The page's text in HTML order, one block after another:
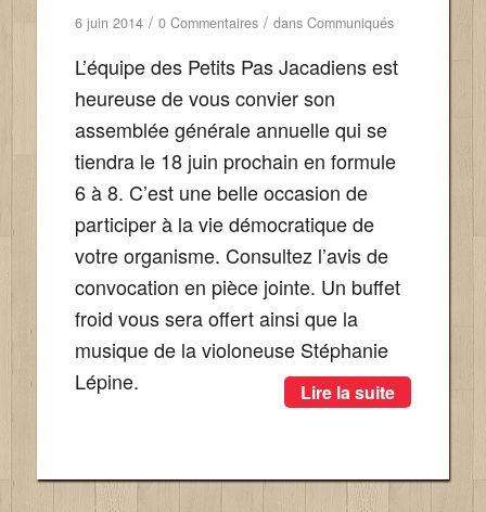
6 juin 2014 / 0 Commentaires / dans Communiqués
L’équipe des Petits Pas Jacadiens est
heureuse de vous convier son
assemblée générale annuelle qui se
tiendra le 18 juin prochain en formule
6 à 8. C’est une belle occasion de
participer à la vie démocratique de
votre organisme. Consultez l’avis de
convocation en pièce jointe. Un buffet
froid vous sera offert ainsi que la
musique de la violoneuse Stéphanie
Lépine.
Lire la suite